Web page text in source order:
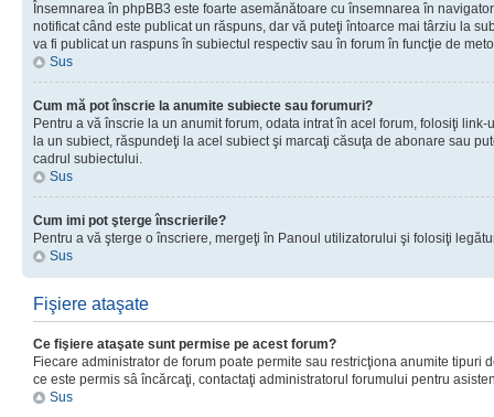
Însemnarea în phpBB3 este foarte asemănătoare cu însemnarea în
notificat când este publicat un răspuns, dar vă puteţi întoarce mai târziu la
va fi publicat un raspuns în subiectul respectiv sau în forum în funcţie de
Sus
Cum mă pot înscrie la anumite subiecte sau forumuri?
Pentru a vă înscrie la un anumit forum, odata intrat în acel forum, folosiţi
la un subiect, răspundeţi la acel subiect şi marcaţi căsuţa de abonare sau
cadrul subiectului.
Sus
Cum imi pot şterge înscrierile?
Pentru a vă şterge o înscriere, mergeţi în Panoul utilizatorului şi folosiţi
Sus
Fişiere ataşate
Ce fişiere ataşate sunt permise pe acest forum?
Fiecare administrator de forum poate permite sau restricţiona anumite tipuri
ce este permis sâ încărcaţi, contactaţi administratorul forumului pentru
Sus